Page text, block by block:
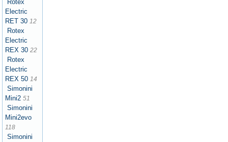
Rotex
Electric
RET 30 12
Rotex
Electric
REX 30 22
Rotex
Electric
REX 50 14
Simonini
Mini2 51
Simonini
Mini2evo
118
Simonini